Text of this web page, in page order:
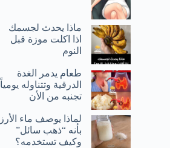
ماذا يحدث لجسمك
اذا اكلت موزة قبل
النوم
طعام يدمر الغدة
الدرقية وتتناوله يومياً
تجنبه من الأن
لماذا يوصف ماء الأرز
بأنه “ذهب سائل”
وكيف تستخدمه؟